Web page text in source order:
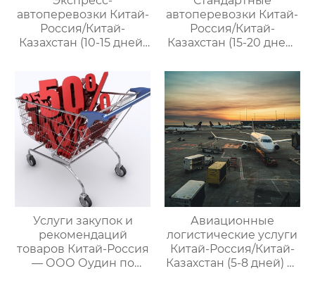
автоперевозки Китай-
Россия/Китай-
Казахстан (10-15 дней)
управлению
международными
цепями поставок
автоперевозки Китай-
Россия/Китай-
Казахстан (15-20 дней)
управлению
международными
цепями поставок
Услуги закупок и
рекомендаций
товаров Китай-Россия
— ООО Оудин по
Авиационные
логистические услуги
Китай-Россия/Китай-
Казахстан (5-8 дней) —